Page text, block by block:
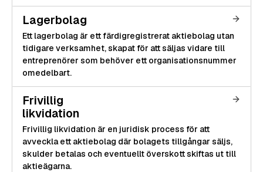
Lagerbolag
Ett lagerbolag är ett färdigregistrerat aktiebolag utan
tidigare verksamhet, skapat för att säljas vidare till
entreprenörer som behöver ett organisationsnummer
omedelbart.
Frivillig
likvidation
Frivillig likvidation är en juridisk process för att
avveckla ett aktiebolag där bolagets tillgångar säljs,
skulder betalas och eventuellt överskott skiftas ut till
aktieägarna.